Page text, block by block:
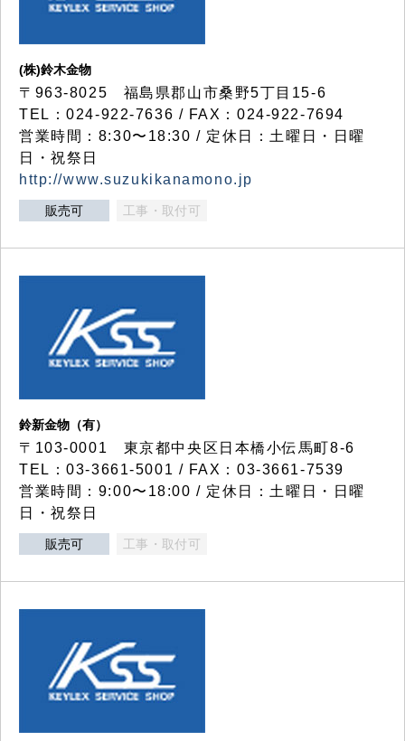
(株)鈴木金物
〒963-8025 福島県郡山市桑野5丁目15-6
TEL：024-922-7636 / FAX：024-922-7694
営業時間：8:30〜18:30 / 定休日：土曜日・日曜
日・祝祭日
http://www.suzukikanamono.jp
販売可 工事・取付可
鈴新金物（有）
〒103-0001 東京都中央区日本橋小伝馬町8-6
TEL：03-3661-5001 / FAX：03-3661-7539
営業時間：9:00〜18:00 / 定休日：土曜日・日曜
日・祝祭日
販売可 工事・取付可